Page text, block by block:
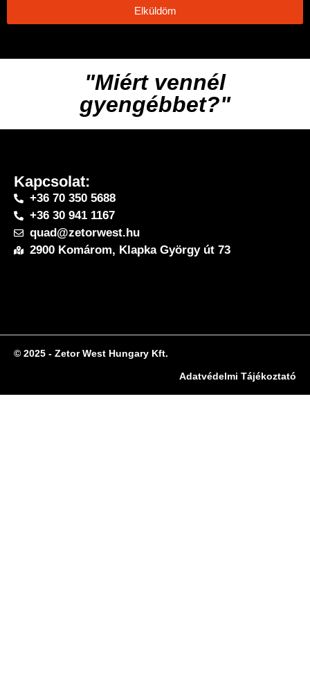
Elküldöm
"Miért vennél
gyengébbet?"
Kapcsolat:
+36 70 350 5688
+36 30 941 1167
quad@zetorwest.hu
2900 Komárom, Klapka György út 73
© 2025 - Zetor West Hungary Kft.
Adatvédelmi Tájékoztató